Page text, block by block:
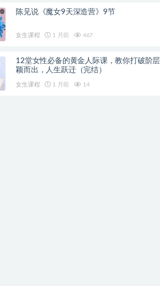
陈见说《魔女9天深造营》9节
女生课程 1 月前 467
12堂女性必备的黄金人际课，教你打破阶
颖而出，人生跃迁（完结）
女生课程 1 月前 14